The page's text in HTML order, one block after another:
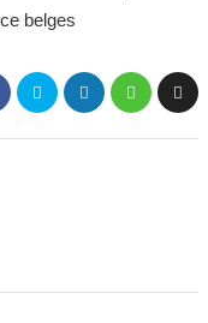
belges